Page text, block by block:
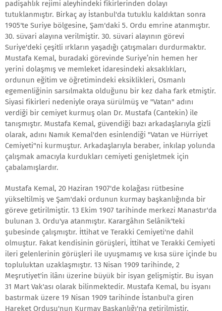
padişahlık rejimi aleyhindeki fikirlerinden dolayı
tutuklanmıştır. Birkaç ay İstanbul'da tutuklu kaldıktan sonra
1905'te Suriye bölgesine, Şam'daki 5. Ordu emrine atanmıştır.
30. süvari alayına verilmiştir. 30. süvari alayının görevi
Suriye'deki çeşitli ırkların yaşadığı çatışmaları durdurmaktır.
Mustafa Kemal, buradaki görevinde Suriye’nin hemen her
yerini dolaşmış ve memleket idaresindeki aksaklıkları,
ordunun eğitim ve öğretimindeki eksiklikleri, Osmanlı
egemenliğinin sarsılmakta olduğunu bir kez daha fark etmiştir.
Siyasi fikirleri nedeniyle oraya sürülmüş ve "Vatan" adını
verdiği bir cemiyet kurmuş olan Dr. Mustafa (Cantekin) ile
tanışmıştır. Mustafa Kemal, güvendiği bazı arkadaşlarıyla gizli
olarak, adını Namık Kemal'den esinlendiği "Vatan ve Hürriyet
Cemiyeti"ni kurmuştur. Arkadaşlarıyla beraber, inkılap yolunda
çalışmak amacıyla kurdukları cemiyeti genişletmek için
çabalamışlardır.
Mustafa Kemal, 20 Haziran 1907'de kolağası rütbesine
yükseltilmiş ve Şam'daki ordunun kurmay başkanlığında bir
göreve getirilmiştir. 13 Ekim 1907 tarihinde merkezi Manastır'da
bulunan 3. Ordu'ya atanmıştır. Karargâhın Selânik'teki
şubesinde çalışmıştır. İttihat ve Terakki Cemiyeti'ne dahil
olmuştur. Fakat kendisinin görüşleri, İttihat ve Terakki Cemiyeti
ileri gelenlerinin görüşleri ile uyuşmamış ve kısa süre içinde bu
topluluktan uzaklaşmıştır. 13 Nisan 1909 tarihinde, 2
Meşrutiyet'in ilânı üzerine büyük bir isyan gelişmiştir. Bu isyan
31 Mart Vak'ası olarak bilinmektedir. Mustafa Kemal, bu isyanı
bastırmak üzere 19 Nisan 1909 tarihinde İstanbul'a giren
Hareket Ordusu'nun Kurmay Başkanlığı'na getirilmiştir.